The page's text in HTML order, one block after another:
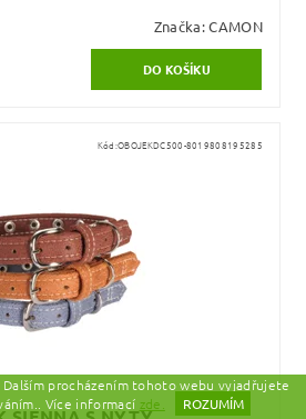
Značka:CAMON
Kód:OBOJEKDC500-8019808195285
procházením tohoto webu vyjadřujete
Více informací zde. ROZUMÍM